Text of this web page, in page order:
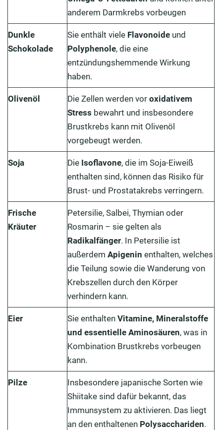
anderem Darmkrebs vorbeugen
Dunkle
Schokolade
Sie enthält viele Flavonoide und
Polyphenole, die eine
entzündungshemmende Wirkung
haben.
Olivenöl Die Zellen werden vor oxidativem
Stress bewahrt und insbesondere
Brustkrebs kann mit Olivenöl
vorgebeugt werden.
Soja Die Isoflavone, die im Soja-Eiweiß
enthalten sind, können das Risiko für
Brust- und Prostatakrebs verringern.
Frische
Kräuter
Petersilie, Salbei, Thymian oder
Rosmarin – sie gelten als
Radikalfänger. In Petersilie ist
außerdem Apigenin enthalten, welches
die Teilung sowie die Wanderung von
Krebszellen durch den Körper
verhindern kann.
Eier Sie enthalten Vitamine, Mineralstoffe
und essentielle Aminosäuren, was in
Kombination Brustkrebs vorbeugen
kann.
Pilze
Insbesondere japanische Sorten wie
Shiitake sind dafür bekannt, das
Immunsystem zu aktivieren. Das liegt
an den enthaltenen Polysacchariden.